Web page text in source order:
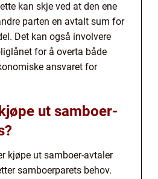
kan skje ved at den ene
parten en avtalt sum for
Det kan også involvere
for å overta både
ansvaret for
ut samboer-
kjøpe ut samboer-avtaler
samboerparets behov.